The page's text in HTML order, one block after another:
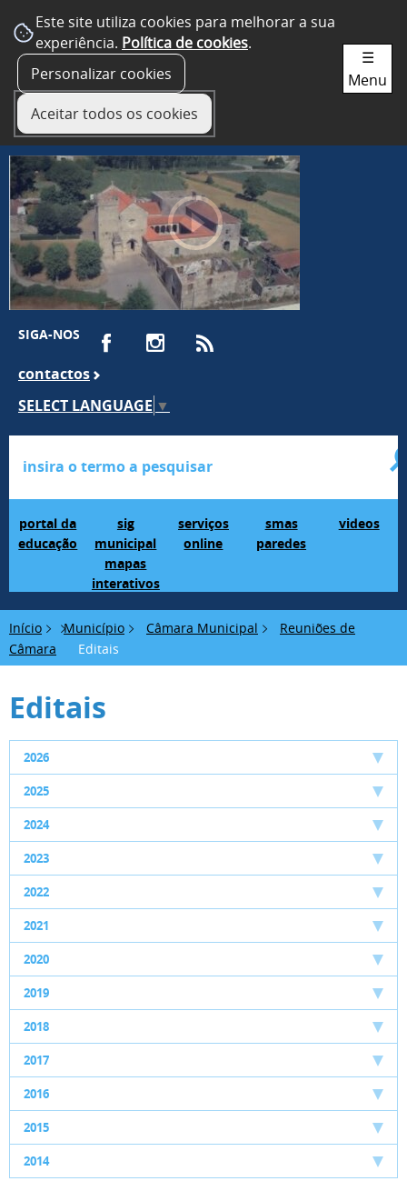
Este site utiliza cookies para melhorar a sua
experiência. Política de cookies.
Personalizar cookies
Aceitar todos os cookies
SIGA-NOS
contactos
SELECT LANGUAGE ▼
portal da
educação
sig
municipal
mapas
interativos
serviços
online
smas
paredes
videos
☰
Menu
Início Município Câmara Municipal
Reuniões de
Câmara
Editais
Editais
2026
2025
2024
2023
2022
2021
2020
2019
2018
2017
2016
2015
2014